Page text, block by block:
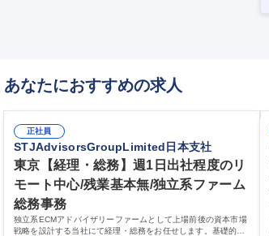
あなたにおすすめの求人
正社員
STJAdvisorsGroupLimited日本支社
東京【経理・総務】週1日出社程度のリ
モート中心/残業基本無/独立系ファーム
総務事務
独立系ECMアドバイザリーファームとして上場前後の資本市場
戦略を設計する当社にて経理・総務をお任せします。基礎的な